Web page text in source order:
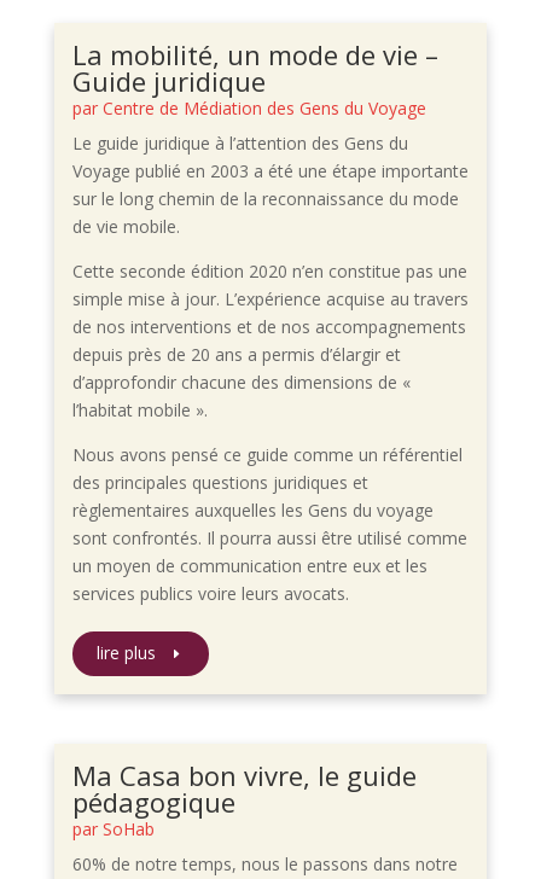
La mobilité, un mode de vie –
Guide juridique
par Centre de Médiation des Gens du Voyage
Le guide juridique à l’attention des Gens du
Voyage publié en 2003 a été une étape importante
sur le long chemin de la reconnaissance du mode
de vie mobile.
Cette seconde édition 2020 n’en constitue pas une
simple mise à jour. L’expérience acquise au travers
de nos interventions et de nos accompagnements
depuis près de 20 ans a permis d’élargir et
d’approfondir chacune des dimensions de «
l’habitat mobile ».
Nous avons pensé ce guide comme un référentiel
des principales questions juridiques et
règlementaires auxquelles les Gens du voyage
sont confrontés. Il pourra aussi être utilisé comme
un moyen de communication entre eux et les
services publics voire leurs avocats.
lire plus
Ma Casa bon vivre, le guide
pédagogique
par SoHab
60% de notre temps, nous le passons dans notre